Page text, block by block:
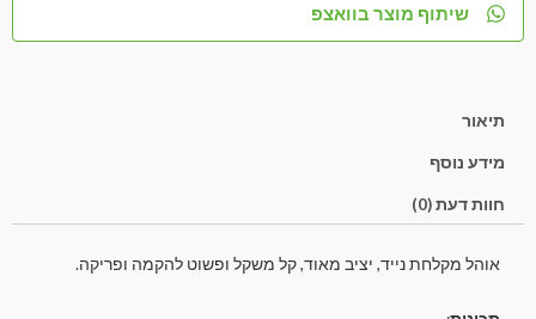
שיתוף מוצר בוואצפ
תיאור
מידע נוסף
חוות דעת (0)
אוהל מקלחת נייד, יציב מאוד, קל משקל ופשוט להקמה ופריקה.